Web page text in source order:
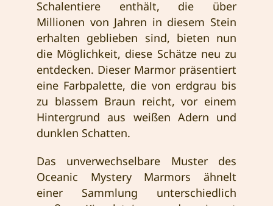
Schalentiere enthält, die über
Millionen von Jahren in diesem Stein
erhalten geblieben sind, bieten nun
die Möglichkeit, diese Schätze neu zu
entdecken. Dieser Marmor präsentiert
eine Farbpalette, die von erdgrau bis
zu blassem Braun reicht, vor einem
Hintergrund aus weißen Adern und
dunklen Schatten.
Das unverwechselbare Muster des
Oceanic Mystery Marmors ähnelt
einer Sammlung unterschiedlich